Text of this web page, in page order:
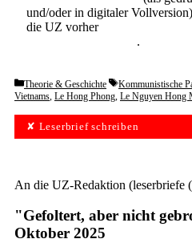
und/oder in digitaler
die UZ vorher
.
Categories
Theorie & Geschichte Tags
Kommunistische
Vietnams, Le Hong Phong, Le Nguyen Hong
✘ Leserbrief schreiben
An die UZ-Redaktion (leserbriefe
"Gefoltert, aber nicht
Oktober 2025